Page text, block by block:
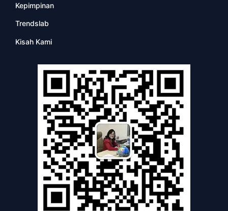
Kepimpinan
Trendslab
Kisah Kami